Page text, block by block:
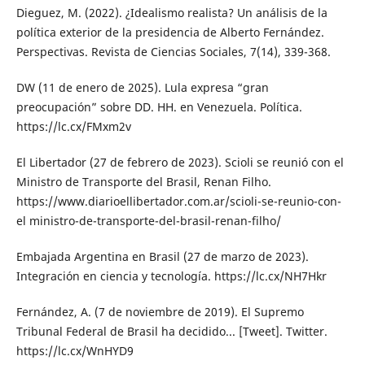
Dieguez, M. (2022). ¿Idealismo realista? Un análisis de la
política exterior de la presidencia de Alberto Fernández.
Perspectivas. Revista de Ciencias Sociales, 7(14), 339-368.
DW (11 de enero de 2025). Lula expresa “gran
preocupación” sobre DD. HH. en Venezuela. Política.
https://lc.cx/FMxm2v
El Libertador (27 de febrero de 2023). Scioli se reunió con el
Ministro de Transporte del Brasil, Renan Filho.
https://www.diarioellibertador.com.ar/scioli-se-reunio-con-
el ministro-de-transporte-del-brasil-renan-filho/
Embajada Argentina en Brasil (27 de marzo de 2023).
Integración en ciencia y tecnología. https://lc.cx/NH7Hkr
Fernández, A. (7 de noviembre de 2019). El Supremo
Tribunal Federal de Brasil ha decidido... [Tweet]. Twitter.
https://lc.cx/WnHYD9